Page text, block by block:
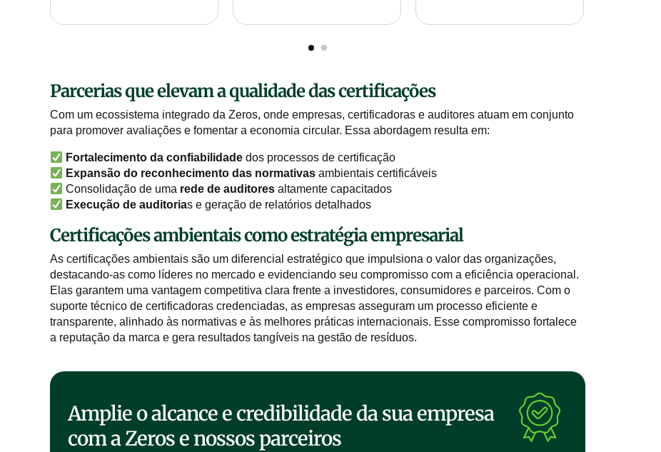
Parcerias que elevam a qualidade das certificações
Com um ecossistema integrado da Zeros, onde empresas, certificadoras e auditores atuam em conjunto
para promover avaliações e fomentar a economia circular. Essa abordagem resulta em:
Fortalecimento da confiabilidade dos processos de certificação
Expansão do reconhecimento das normativasambientais certificáveis
Consolidação de uma rede de auditores altamente capacitados
Execução de auditorias e geração de relatórios detalhados
Certificações ambientais como estratégia empresarial
As certificações ambientais são um diferencial estratégico que impulsiona o valor das organizações,
destacando-as como líderes no mercado e evidenciando seu compromisso com a eficiência operacional.
Elas garantem uma vantagem competitiva clara frente a investidores, consumidores e parceiros. Com o
suporte técnico de certificadoras credenciadas, as empresas asseguram um processo eficiente e
transparente, alinhado às normativas e às melhores práticas internacionais. Esse compromisso fortalece
a reputação da marca e gera resultados tangíveis na gestão de resíduos.
Amplie o alcance e credibilidade da sua empresa
com a Zeros e nossos parceiros